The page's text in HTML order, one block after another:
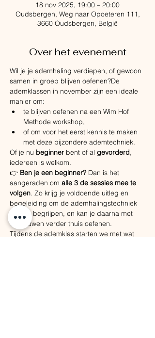
18 nov 2025, 19:00 – 20:00
Oudsbergen, Weg naar Opoeteren 111,
3660 Oudsbergen, België
Over het evenement
Wil je je ademhaling verdiepen, of gewoon
samen in groep blijven oefenen?De
ademklassen in november zijn een ideale
manier om:
te blijven oefenen na een Wim Hof
Methode workshop,
of om voor het eerst kennis te maken
met deze bijzondere ademtechniek.
Of je nu beginner bent of al gevorderd,
iedereen is welkom.
👉 Ben je een beginner? Dan is het
aangeraden om alle 3 de sessies mee te
volgen. Zo krijg je voldoende uitleg en
begeleiding om de ademhalingstechniek
écht te begrijpen, en kan je daarna met
vertrouwen verder thuis oefenen.
Tijdens de ademklas starten we met wat